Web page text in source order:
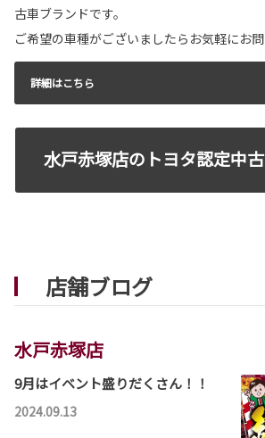
ハイエース ワゴンが一部改良となりました。
ハイエース ワゴンは茨城トヨタから。
ハイエース バンが一部改良となりました。
2026-06-18
ハイエース コミューター 一部改良
た。
ハイエース コミューターは茨城トヨタから。
詳しくはこちら
古車ブランドです。
ご希望の車種がございましたらお気軽にお問
詳細はこちら
水戸赤塚店のトヨタ認定中
店舗ブログ
水戸赤塚店
9月はイベント盛りだくさん！！
2024.09.13